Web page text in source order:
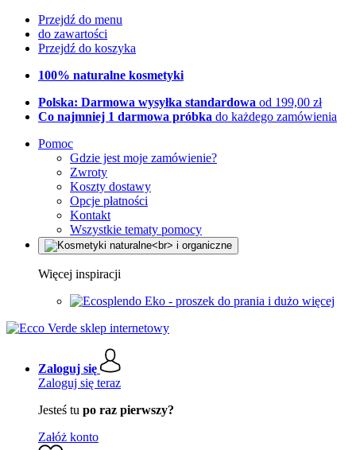
Przejdź do menu
do zawartości
Przejdź do koszyka
100% naturalne kosmetyki
Polska: Darmowa wysyłka standardowa od 199,00 zł
Co najmniej 1 darmowa próbka do każdego zamówienia
Pomoc
Gdzie jest moje zamówienie?
Zwroty
Koszty dostawy
Opcje płatności
Kontakt
Wszystkie tematy pomocy
Więcej inspiracji
Eko - proszek do prania i dużo więcej
Zaloguj się
Zaloguj się teraz
Jesteś tu po raz pierwszy?
Załóż konto